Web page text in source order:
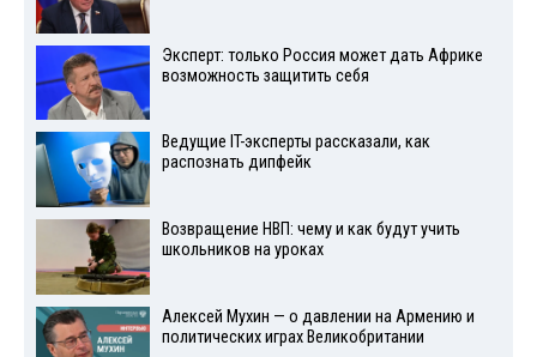
Эксперт: только Россия может дать Африке
возможность защитить себя
Ведущие IT-эксперты рассказали, как
распознать дипфейк
Возвращение НВП: чему и как будут учить
школьников на уроках
Алексей Мухин — о давлении на Армению и
политических играх Великобритании